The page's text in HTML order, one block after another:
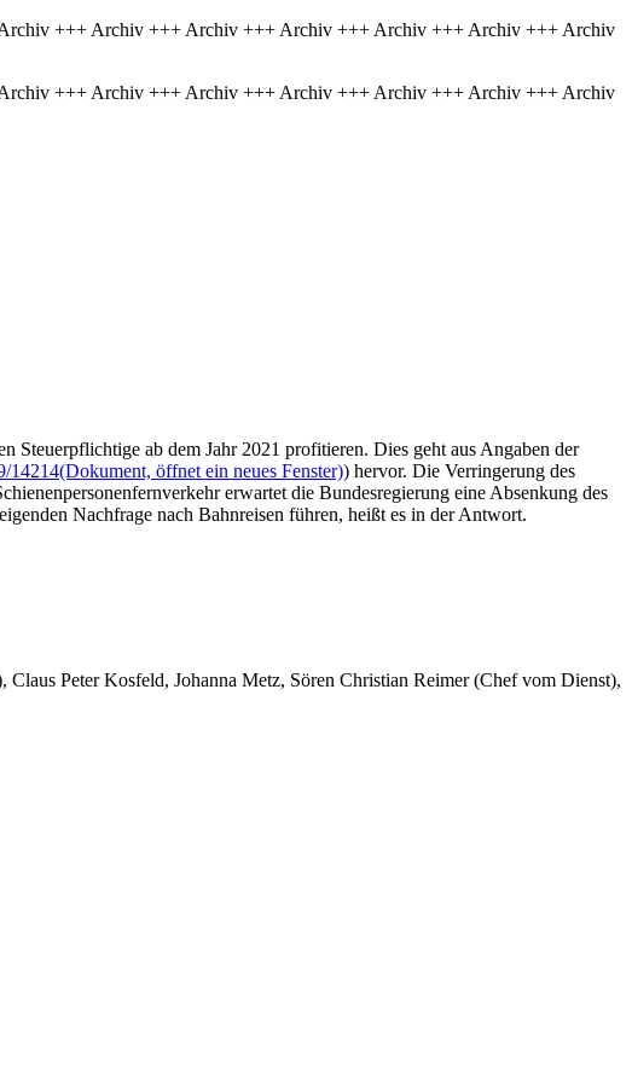
+++ Archiv +++ Archiv +++ Archiv +++ Archiv +++ Archiv +++ Archiv
+++ Archiv +++ Archiv +++ Archiv +++ Archiv +++ Archiv +++ Archiv
ab dem Jahr 2021 profitieren. Dies geht aus Angaben der
14214(Dokument, öffnet ein neues Fenster)) hervor. Die Verringerung des
erwartet die Bundesregierung eine Absenkung des
Nachfrage nach Bahnreisen führen, heißt es in der Antwort.
Claus Peter Kosfeld, Johanna Metz, Sören Christian Reimer (Chef vom Dienst),